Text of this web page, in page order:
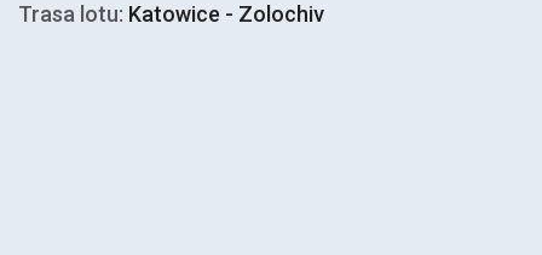
Trasa lotu: Katowice - Zolochiv